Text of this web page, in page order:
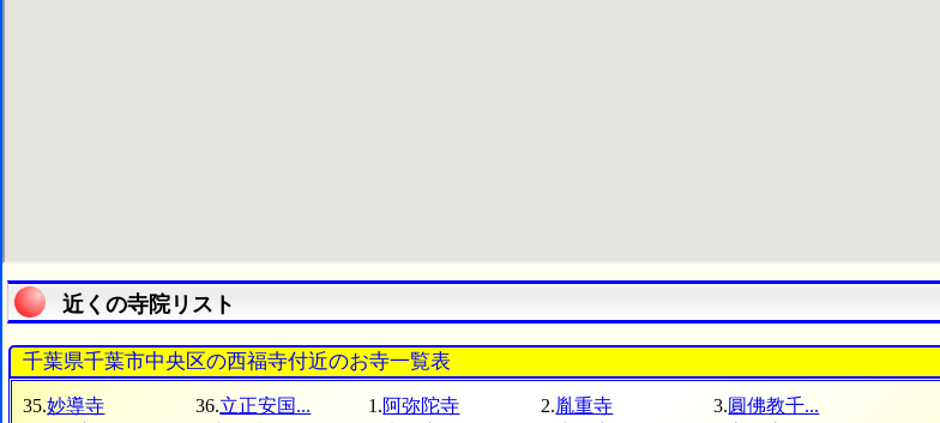
近くの寺院リスト
千葉県千葉市中央区の西福寺付近のお寺一覧表
35.妙導寺 36.立正安国... 1.阿弥陀寺 2.胤重寺 3.圓佛教千...